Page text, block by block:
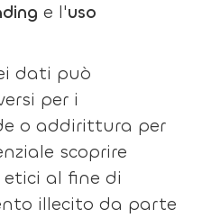
e l'uso
dati può
per i
o addirittura per
scoprire
al fine di
illecito da parte